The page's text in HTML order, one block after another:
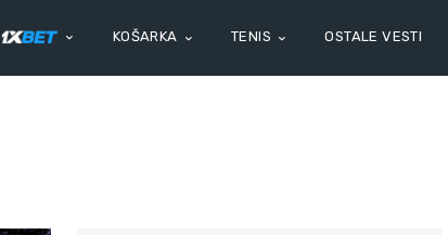
KOŠARKA TENIS OSTALE VESTI